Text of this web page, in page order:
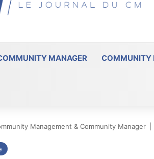
MANAGER COMMUNITY
Management & Community Manager